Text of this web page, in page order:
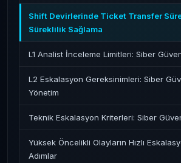
Shift Devirlerinde Ticket Transfer
Süreklilik Sağlama
L1 Analist İnceleme Limitleri: Siber
L2 Eskalasyon Gereksinimleri: Siber
Yönetim
Teknik Eskalasyon Kriterleri: Siber
Yüksek Öncelikli Olayların Hızlı
Adımlar